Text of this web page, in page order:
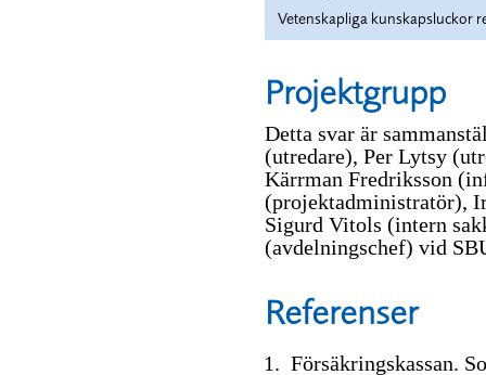
Vetenskapliga kunskapsluckor
Projektgrupp
Detta svar är
(utredare), Per Lytsy
Kärrman Fredriksson
(projektadministratör),
Sigurd Vitols (intern
(avdelningschef) vid
Referenser
Försäkringskassan.